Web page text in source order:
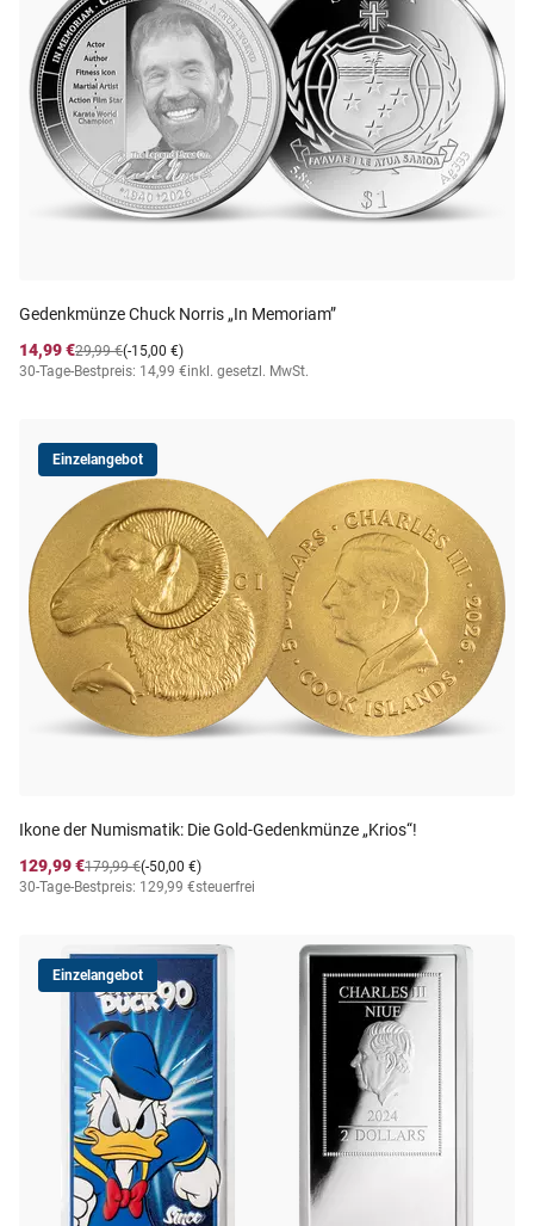
Gedenkmünze Chuck Norris „In Memoriam”
14,99 €
(-15,00 €)
29,99 €
30-Tage-Bestpreis: 14,99 €inkl. gesetzl. MwSt.
Einzelangebot
Ikone der Numismatik: Die Gold-Gedenkmünze „Krios“!
129,99 €
(-50,00 €)
179,99 €
30-Tage-Bestpreis: 129,99 €steuerfrei
Einzelangebot